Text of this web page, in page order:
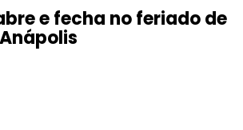
e fecha no feriado de